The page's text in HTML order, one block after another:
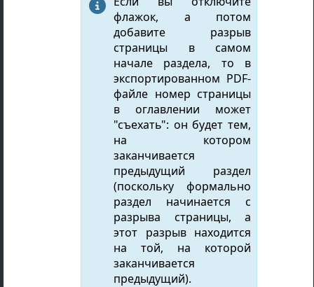

флажок, а потом
добавите разрыв
страницы в самом
начале раздела, то в
экспортированном PDF-
файле номер страницы
в оглавлении может
"съехать": он будет тем,
на котором
заканчивается
предыдущий раздел
(поскольку формально
раздел начинается с
разрыва страницы, а
этот разрыв находится
на той, на которой
заканчивается
предыдущий).